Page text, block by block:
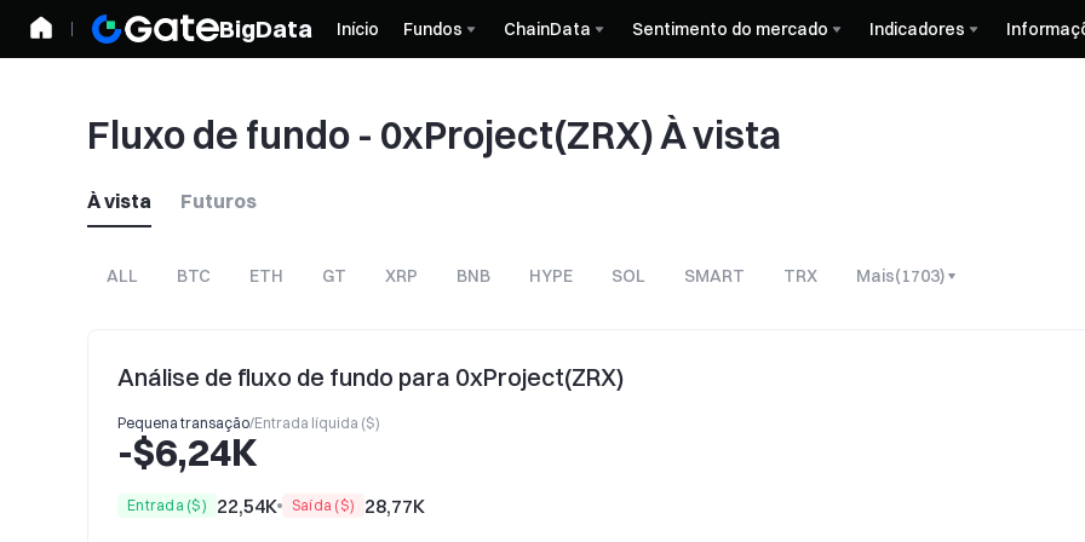
BigData Início Fundos ChainData Sentimento do mercado Indicadores
Fluxo de fundo - 0xProject(ZRX) À vista
À vista Futuros
ALL BTC ETH GT XRP BNB HYPE SOL SMART TRX Mais(1703)
Análise de fluxo de fundo para 0xProject(ZRX)
Pequena transação/Entrada líquida ($)
-$6,24K
Entrada ($) 22,54K Saída ($) 28,77K